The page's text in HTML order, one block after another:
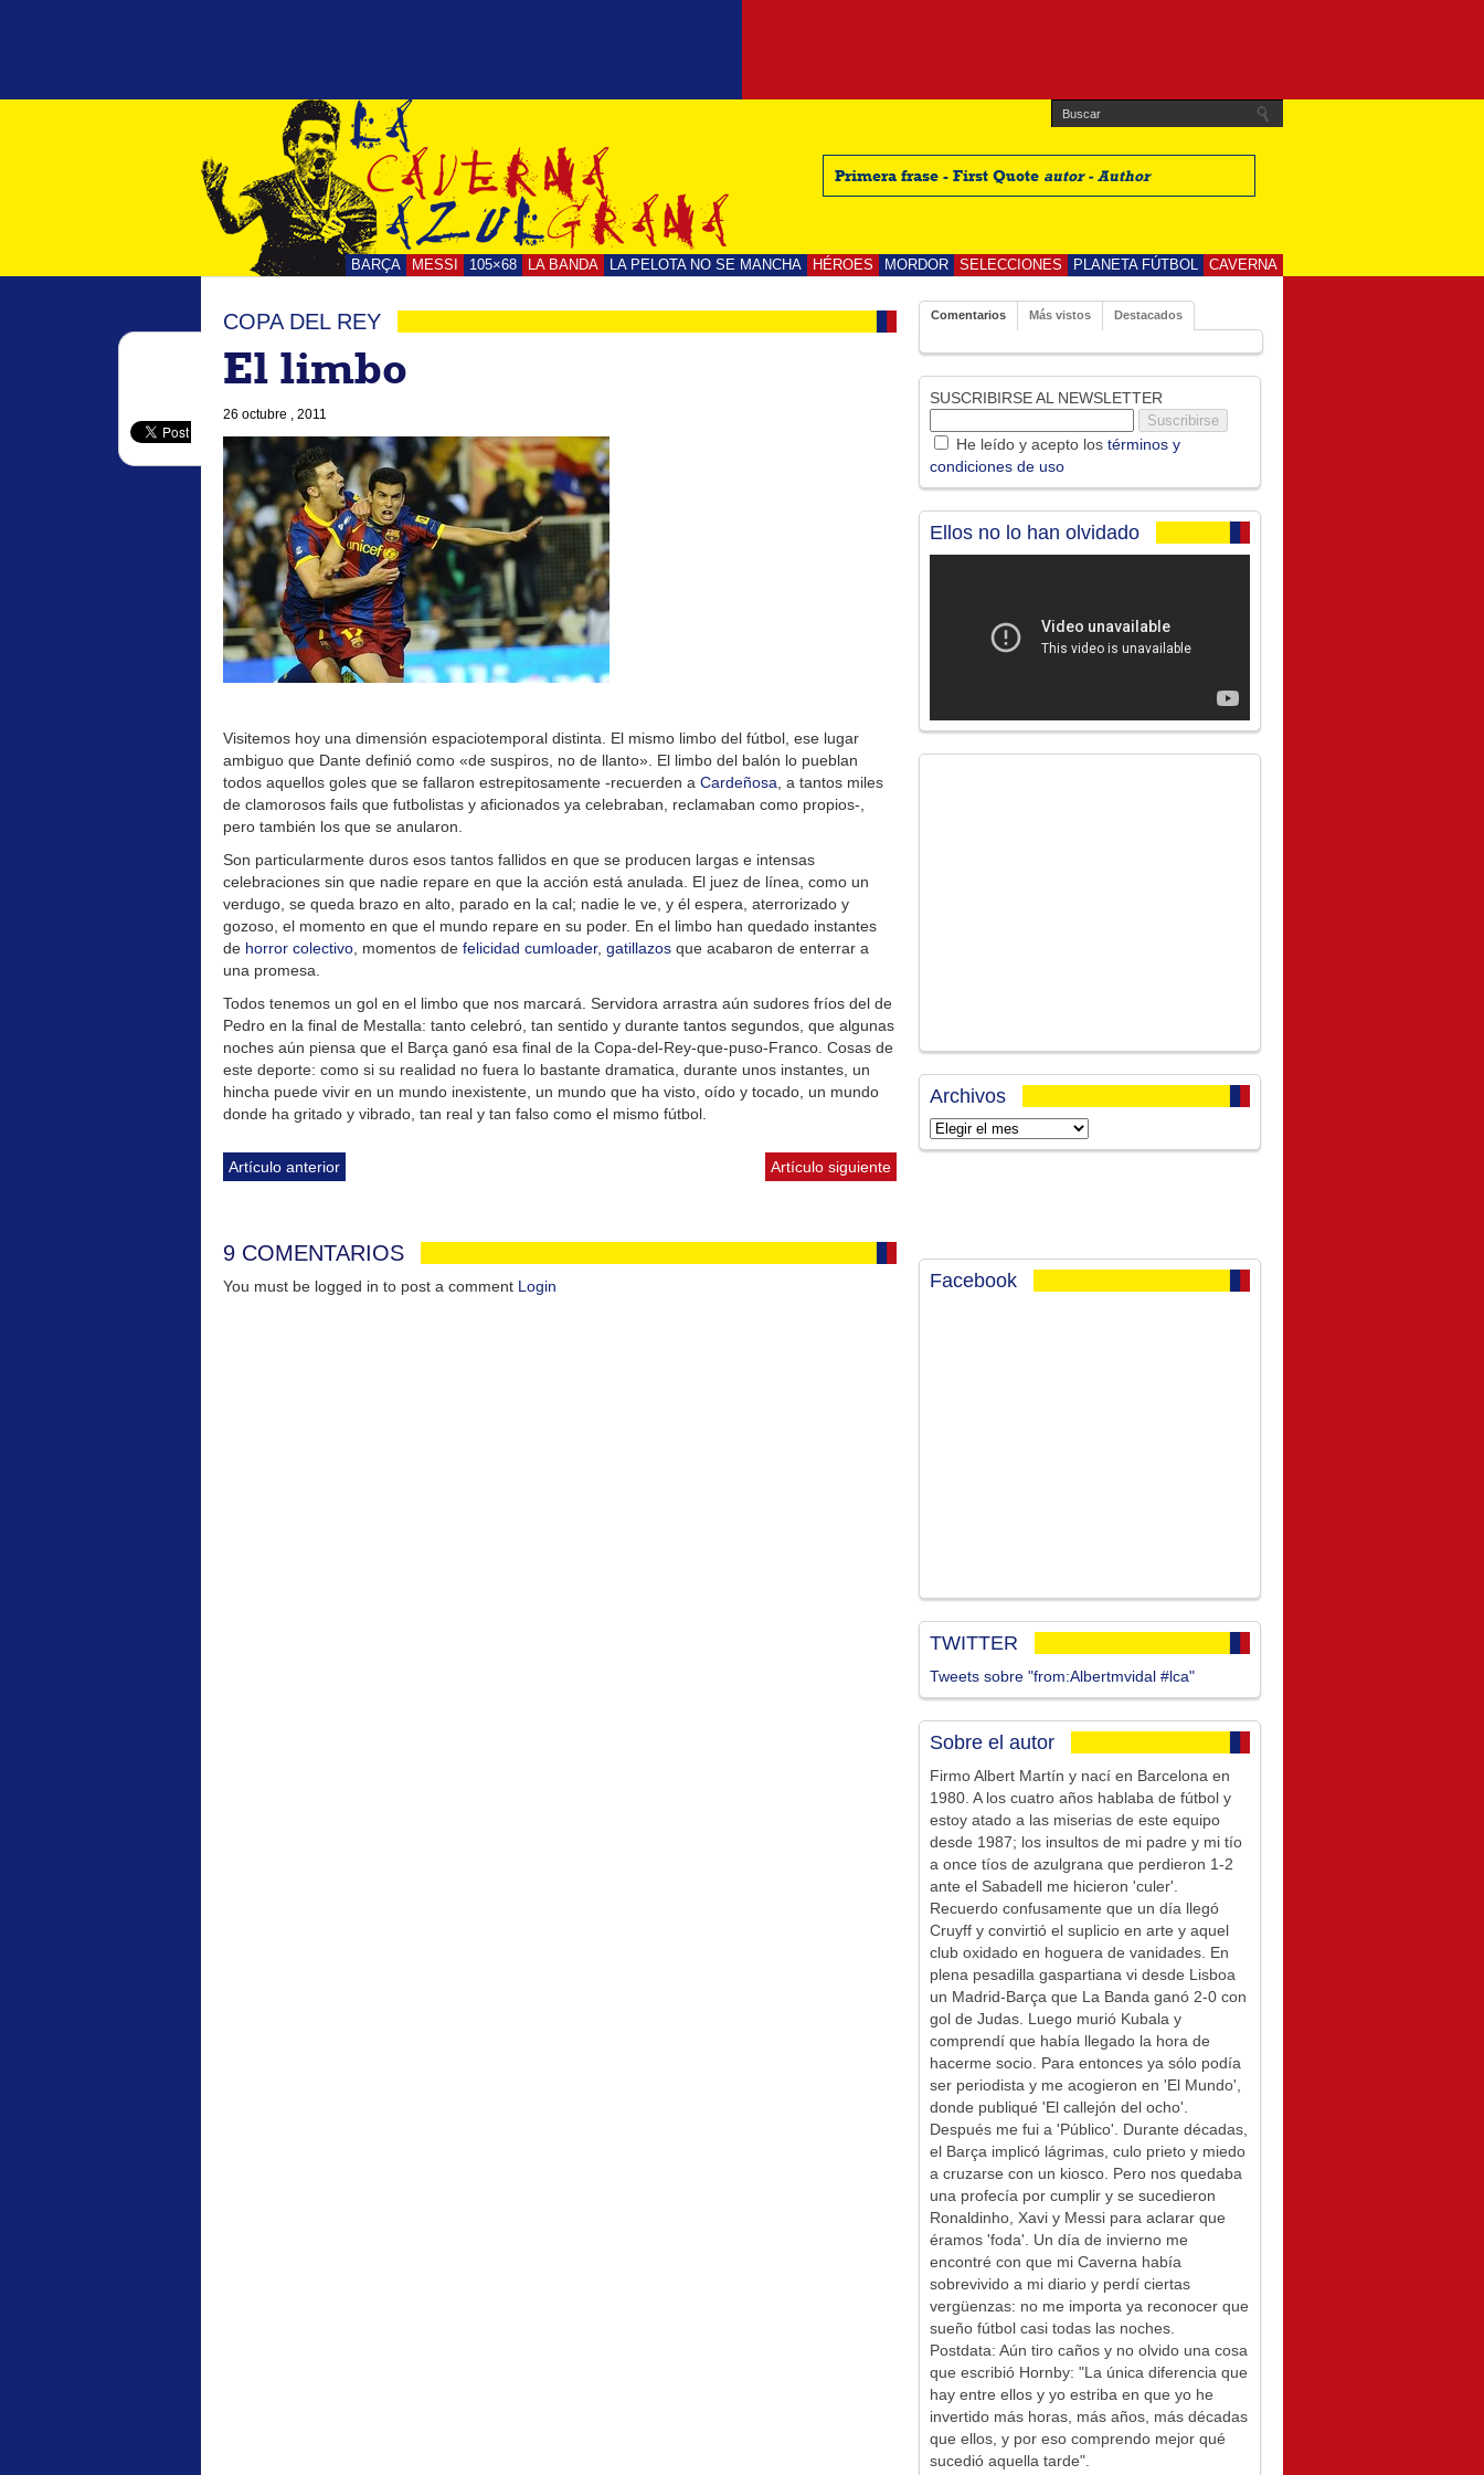
Primera frase - First Quote autor - Author
BARÇA MESSI 105×68 LA BANDA LA PELOTA NO SE MANCHA HÉROES MORDOR SELECCIONES PLANETA FÚTBOL CAVERNA
COPA DEL REY
El limbo
26 octubre , 2011
Visitemos hoy una dimensión espaciotemporal distinta. El mismo limbo del fútbol, ese lugar
ambiguo que Dante definió como «de suspiros, no de llanto». El limbo del balón lo pueblan
todos aquellos goles que se fallaron estrepitosamente -recuerden a Cardeñosa , a tantos miles
de clamorosos fails que futbolistas y aficionados ya celebraban, reclamaban como propios-,
pero también los que se anularon.
Son particularmente duros esos tantos fallidos en que se producen largas e intensas
celebraciones sin que nadie repare en que la acción está anulada. El juez de línea, como un
verdugo, se queda brazo en alto, parado en la cal; nadie le ve, y él espera, aterrorizado y
gozoso, el momento en que el mundo repare en su poder. En el limbo han quedado instantes
de horror colectivo , momentos de felicidad cumloader, gatillazos que acabaron de enterrar a
una promesa.
Todos tenemos un gol en el limbo que nos marcará. Servidora arrastra aún sudores fríos del de
Pedro en la final de Mestalla: tanto celebró, tan sentido y durante tantos segundos, que algunas
noches aún piensa que el Barça ganó esa final de la Copa-del-Rey-que-puso-Franco. Cosas de
este deporte: como si su realidad no fuera lo bastante dramatica, durante unos instantes, un
hincha puede vivir en un mundo inexistente, un mundo que ha visto, oído y tocado, un mundo
donde ha gritado y vibrado, tan real y tan falso como el mismo fútbol.
Artículo anterior Artículo siguiente
9 COMENTARIOS
You must be logged in to post a comment Login
Comentarios Más vistos Destacados
SUSCRIBIRSE AL NEWSLETTER
He leído y acepto los términos y
condiciones de uso
Ellos no lo han olvidado
Archivos
Archivos
Facebook
TWITTER
Tweets sobre "from:Albertmvidal #lca"
Sobre el autor
Firmo Albert Martín y nací en Barcelona en
1980. A los cuatro años hablaba de fútbol y
estoy atado a las miserias de este equipo
desde 1987; los insultos de mi padre y mi tío
a once tíos de azulgrana que perdieron 1-2
ante el Sabadell me hicieron 'culer'.
Recuerdo confusamente que un día llegó
Cruyff y convirtió el suplicio en arte y aquel
club oxidado en hoguera de vanidades. En
plena pesadilla gaspartiana vi desde Lisboa
un Madrid-Barça que La Banda ganó 2-0 con
gol de Judas. Luego murió Kubala y
comprendí que había llegado la hora de
hacerme socio. Para entonces ya sólo podía
ser periodista y me acogieron en 'El Mundo',
donde publiqué 'El callejón del ocho'.
Después me fui a 'Público'. Durante décadas,
el Barça implicó lágrimas, culo prieto y miedo
a cruzarse con un kiosco. Pero nos quedaba
una profecía por cumplir y se sucedieron
Ronaldinho, Xavi y Messi para aclarar que
éramos 'foda'. Un día de invierno me
encontré con que mi Caverna había
sobrevivido a mi diario y perdí ciertas
vergüenzas: no me importa ya reconocer que
sueño fútbol casi todas las noches.
Postdata: Aún tiro caños y no olvido una cosa
que escribió Hornby: "La única diferencia que
hay entre ellos y yo estriba en que yo he
invertido más horas, más años, más décadas
que ellos, y por eso comprendo mejor qué
sucedió aquella tarde".